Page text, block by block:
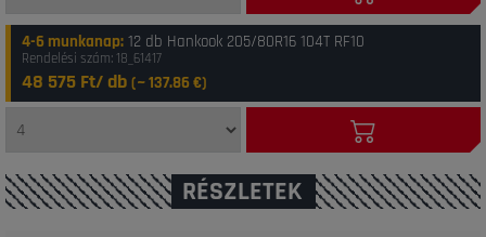
4-6 munkanap: 12 db Hankook 205/80R16 104T RF10
Rendelési szám: 18_61417
48 575 Ft/ db (~137.86 €)
RÉSZLETEK